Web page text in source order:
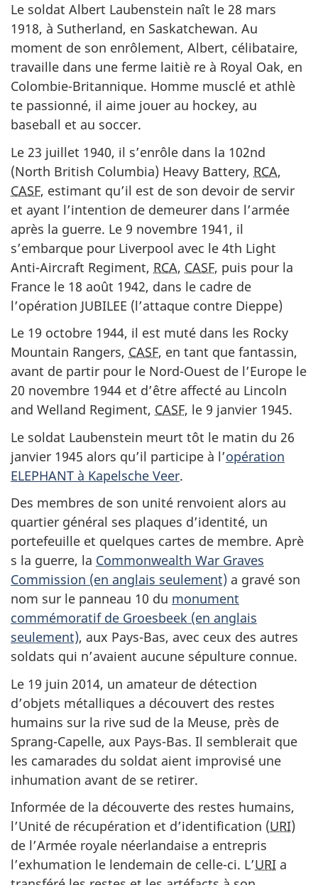
Le soldat Albert Laubenstein naît le 28 mars
1918, à Sutherland, en Saskatchewan. Au
moment de son enrôlement, Albert, célibataire,
travaille dans une ferme laitiè re à Royal Oak, en
Colombie-Britannique. Homme musclé et athlè
te passionné, il aime jouer au hockey, au
baseball et au soccer.
Le 23 juillet 1940, il s’enrôle dans la 102nd
(North British Columbia) Heavy Battery, RCA,
CASF, estimant qu’il est de son devoir de servir
et ayant l’intention de demeurer dans l’armée
après la guerre. Le 9 novembre 1941, il
s’embarque pour Liverpool avec le 4th Light
Anti-Aircraft Regiment, RCA, CASF, puis pour la
France le 18 août 1942, dans le cadre de
l’opération JUBILEE (l’attaque contre Dieppe)
Le 19 octobre 1944, il est muté dans les Rocky
Mountain Rangers, CASF, en tant que fantassin,
avant de partir pour le Nord-Ouest de l’Europe le
20 novembre 1944 et d’être affecté au Lincoln
and Welland Regiment, CASF, le 9 janvier 1945.
Le soldat Laubenstein meurt tôt le matin du 26
janvier 1945 alors qu’il participe à l’opération
ELEPHANT à Kapelsche Veer.
Des membres de son unité renvoient alors au
quartier général ses plaques d’identité, un
portefeuille et quelques cartes de membre. Aprè
s la guerre, la Commonwealth War Graves
Commission (en anglais seulement) a gravé son
nom sur le panneau 10 du monument
commémoratif de Groesbeek (en anglais
seulement), aux Pays-Bas, avec ceux des autres
soldats qui n’avaient aucune sépulture connue.
Le 19 juin 2014, un amateur de détection
d’objets métalliques a découvert des restes
humains sur la rive sud de la Meuse, près de
Sprang-Capelle, aux Pays-Bas. Il semblerait que
les camarades du soldat aient improvisé une
inhumation avant de se retirer.
Informée de la découverte des restes humains,
l’Unité de récupération et d’identification (URI)
de l’Armée royale néerlandaise a entrepris
l’exhumation le lendemain de celle-ci. L’URI a